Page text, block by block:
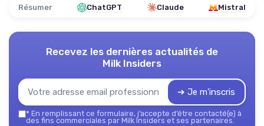
Résumer ChatGPT Claude Mistral
Recevez les dernières actualités de
Milk Insiders
➔ Je m'inscris
* En remplissant ce formulaire, j’accepte d’être contacté(e) à
des fins commerciales par Milk Insiders et ses partenaires.